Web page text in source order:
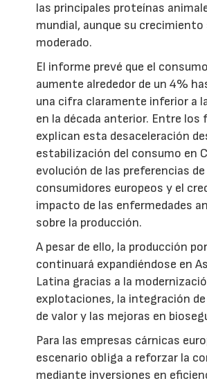
las principales proteínas
mundial, aunque su crecimiento
moderado.
El informe prevé que el
aumente alrededor de un 4%
una cifra claramente inferior a
en la década anterior. Entre los
explican esta desaceleración
estabilización del consumo en
evolución de las preferencias
consumidores europeos y el
impacto de las enfermedades
sobre la producción.
A pesar de ello, la producción
continuará expandiéndose en
Latina gracias a la
explotaciones, la integración
de valor y las mejoras en
Para las empresas cárnicas
escenario obliga a reforzar la
mediante inversiones en